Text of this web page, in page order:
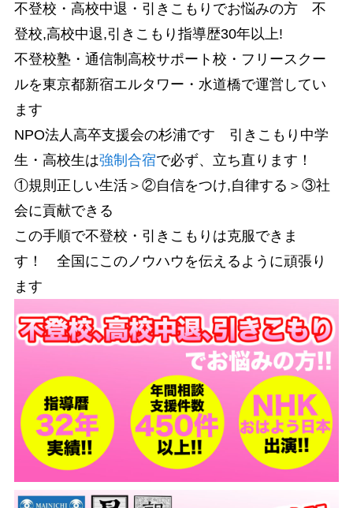
不登校・高校中退・引きこもりでお悩みの方 不
登校,高校中退,引きこもり指導歴30年以上!
不登校塾・通信制高校サポート校・フリースクー
ルを東京都新宿エルタワー・水道橋で運営してい
ます
NPO法人高卒支援会の杉浦です 引きこもり中学
生・高校生は強制合宿で必ず、立ち直ります！
①規則正しい生活＞②自信をつけ,自律する＞③社
会に貢献できる
この手順で不登校・引きこもりは克服できま
す！ 全国にこのノウハウを伝えるように頑張り
ます